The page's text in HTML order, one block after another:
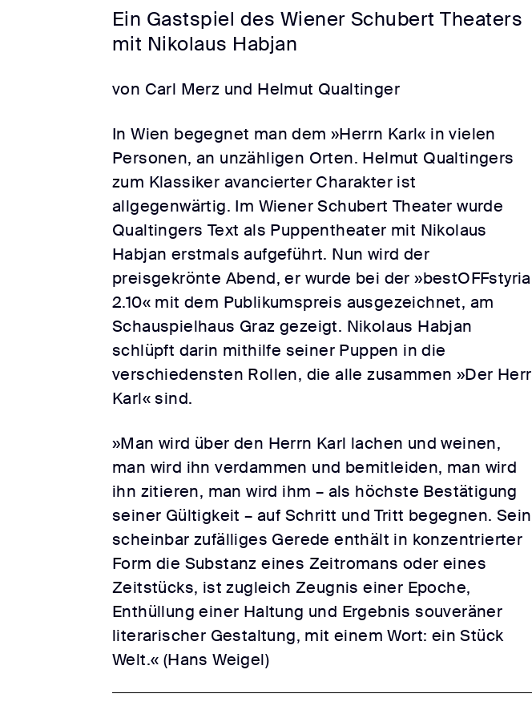
Ein Gastspiel des Wiener Schubert Theaters
mit Nikolaus Habjan
von Carl Merz und Helmut Qualtinger
In Wien begegnet man dem »Herrn Karl« in vielen
Personen, an unzähligen Orten. Helmut Qualtingers
zum Klassiker avancierter Charakter ist
allgegenwärtig. Im Wiener Schubert Theater wurde
Qualtingers Text als Puppentheater mit Nikolaus
Habjan erstmals aufgeführt. Nun wird der
preisgekrönte Abend, er wurde bei der »bestOFFstyria
2.10« mit dem Publikumspreis ausgezeichnet, am
Schauspielhaus Graz gezeigt. Nikolaus Habjan
schlüpft darin mithilfe seiner Puppen in die
verschiedensten Rollen, die alle zusammen »Der Herr
Karl« sind.
»Man wird über den Herrn Karl lachen und weinen,
man wird ihn verdammen und bemitleiden, man wird
ihn zitieren, man wird ihm – als höchste Bestätigung
seiner Gültigkeit – auf Schritt und Tritt begegnen. Sein
scheinbar zufälliges Gerede enthält in konzentrierter
Form die Substanz eines Zeitromans oder eines
Zeitstücks, ist zugleich Zeugnis einer Epoche,
Enthüllung einer Haltung und Ergebnis souveräner
literarischer Gestaltung, mit einem Wort: ein Stück
Welt.« (Hans Weigel)